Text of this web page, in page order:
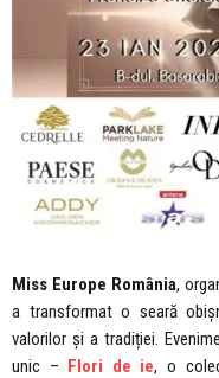
Miss Europe România,
a transformat o seară
valorilor și a tradiției.
unic – Flori de ie, o